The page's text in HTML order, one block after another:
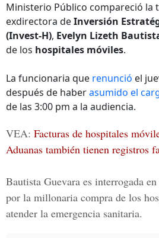
Ministerio Público compareció la
exdirectora deInversión
(Invest-H), Evelyn Lizeth
de los hospitales móviles.
La funcionaria que renunció el
después de haberasumido el
de las 3:00 pm a la audiencia.
VEA: Facturas de hospitales
Aduanas también tienen registros
Bautista Guevara es interrogada
por la millonaria compra de los
atender la emergencia sanitaria.